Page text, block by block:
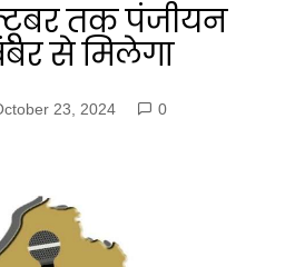
तक पंजीयन
से मिलेगा
23, 2024
0